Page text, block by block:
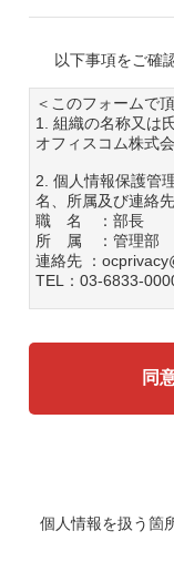
以下事項をご確
＜このフォームで
1. 組織の名称又は
オフィスコム株式
2. 個人情報保護管
名、所属及び連絡先
職 名 ：部長
所 属 ：管理部
連絡先 ：
TEL：03-6833-
広告配信の効率化
を、ハッシュ化な
で、広告配信サー
す。提供した個人
ライバシーポリシ
5. 個人情報の取り
同
個人情報を扱う箇